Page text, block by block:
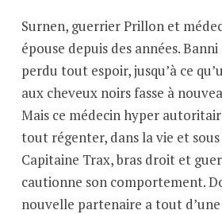
Surnen, guerrier Prillon et
épouse depuis des années.
perdu tout espoir, jusqu’à ce
aux cheveux noirs fasse à
Mais ce médecin hyper
tout régenter, dans la vie et
Capitaine Trax, bras droit et
cautionne son comportement.
nouvelle partenaire a tout